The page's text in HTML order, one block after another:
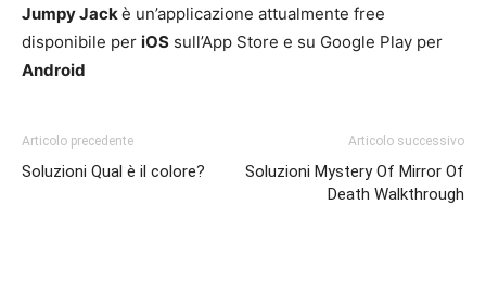
Jumpy Jackè un’applicazione attualmente free
disponibile per iOS sull’App Store e su Google Play per
Android
Articolo precedente
Soluzioni Qual è il colore?
Articolo successivo
Soluzioni Mystery Of Mirror Of
Death Walkthrough